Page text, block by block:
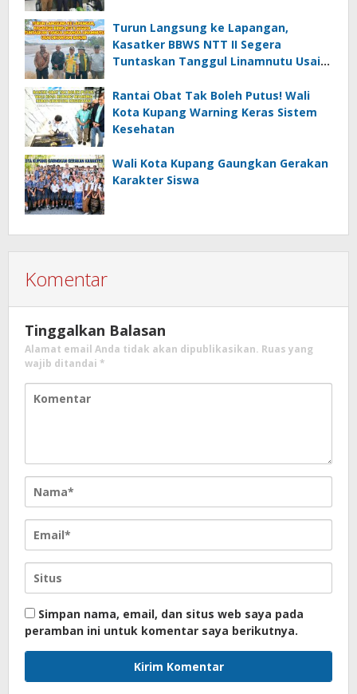
Turun Langsung ke Lapangan,
Kasatker BBWS NTT II Segera
Tuntaskan Tanggul Linamnutu Usai
Rantai Obat Tak Boleh Putus! Wali
Kota Kupang Warning Keras Sistem
Kesehatan
Wali Kota Kupang Gaungkan Gerakan
Karakter Siswa
Komentar
Tinggalkan Balasan
Alamat email Anda tidak akan dipublikasikan. Ruas yang
wajib ditandai *
Simpan nama, email, dan situs web saya pada
peramban ini untuk komentar saya berikutnya.